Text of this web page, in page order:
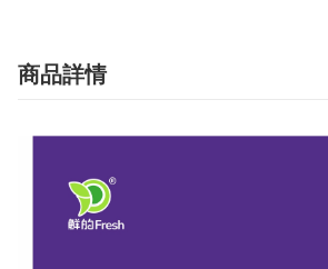
商品詳情